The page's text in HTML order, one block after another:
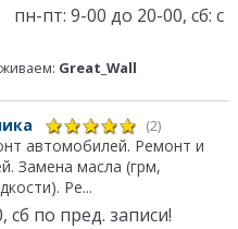
пн-пт: 9-00 до 20-00, сб: с
Great_Wall
(2)
автомобилей. Ремонт и
Замена масла (грм,
Ре...
сб по пред. записи!